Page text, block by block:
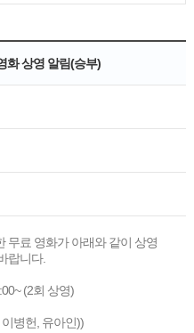
화 상영 알림(승부)
무료 영화가 아래와 같이 상영
랍니다.
(2회 상영)
병헌, 유아인))